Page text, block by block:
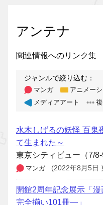
アンテナ
関連情報へのリンク集
ジャンルで絞り込む：
マンガ アニメー
メディアアート
水木しげるの妖怪 百鬼
て生まれた～
東京シティビュー（7/8-
マンガ (2022年8月5日
開館2周年記念展示「
完全揃い101冊―」